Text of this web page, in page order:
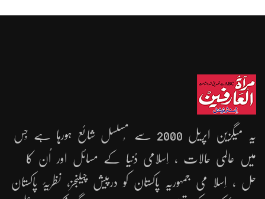
یہ میگزین اپریل 2000 سے مُسلسل شائع ہورہا ہے جِس
میں عالمی حالات ، اِسلامی دُنیا کے مسائل اور اُن کا
حل ، اِسلا می جمہوریّہ پاکستان کو درپیش چیلنجز، نظریۂ پاکستان